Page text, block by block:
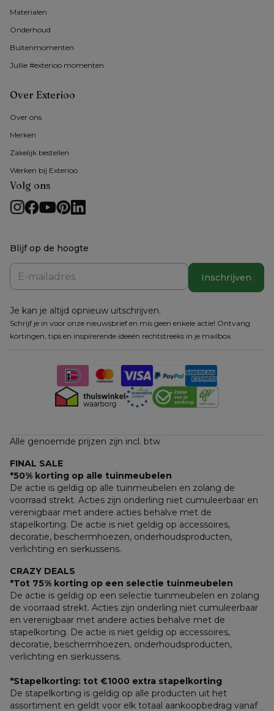
Materialen
Onderhoud
Buitenmomenten
Jullie #exterioo momenten
Over Exterioo
Over ons
Merken
Zakelijk bestellen
Werken bij Exterioo
Volg ons
Blijf op de hoogte
Inschrijven
Je kan je altijd opnieuw uitschrijven.
Schrijf je in voor onze nieuwsbrief en mis geen enkele actie! Ontvang
kortingen, tips en inspirerende ideeën rechtstreeks in je mailbox.
Alle genoemde prijzen zijn incl. btw
FINAL SALE
*50% korting op alle tuinmeubelen
De actie is geldig op alle tuinmeubelen en zolang de
voorraad strekt. Acties zijn onderling niet cumuleerbaar en
verenigbaar met andere acties behalve met de
stapelkorting. De actie is niet geldig op accessoires,
decoratie, beschermhoezen, onderhoudsproducten,
verlichting en sierkussens.
CRAZY DEALS
*Tot 75% korting op een selectie tuinmeubelen
De actie is geldig op een selectie tuinmeubelen en zolang
de voorraad strekt. Acties zijn onderling niet cumuleerbaar
en verenigbaar met andere acties behalve met de
stapelkorting. De actie is niet geldig op accessoires,
decoratie, beschermhoezen, onderhoudsproducten,
verlichting en sierkussens.
*Stapelkorting: tot €1000 extra stapelkorting
De stapelkorting is geldig op alle producten uit het
assortiment en geldt voor elk totaal aankoopbedrag vanaf